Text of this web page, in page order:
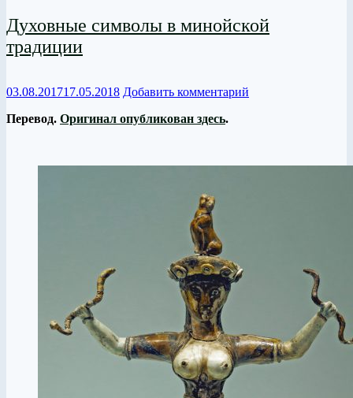
Духовные символы в минойской
традиции
03.08.201717.05.2018 Добавить комментарий
Перевод. Оригинал опубликован здесь.